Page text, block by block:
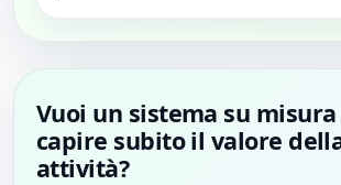
Vuoi un sistema su misura
capire subito il valore
attività?